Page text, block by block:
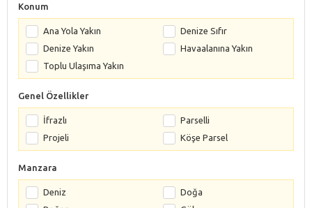
Konum
Ana Yola Yakın
Denize Sıfır
Denize Yakın
Havaalanına Yakın
Toplu Ulaşıma Yakın
Genel Özellikler
İfrazlı
Parselli
Projeli
Köşe Parsel
Manzara
Deniz
Doğa